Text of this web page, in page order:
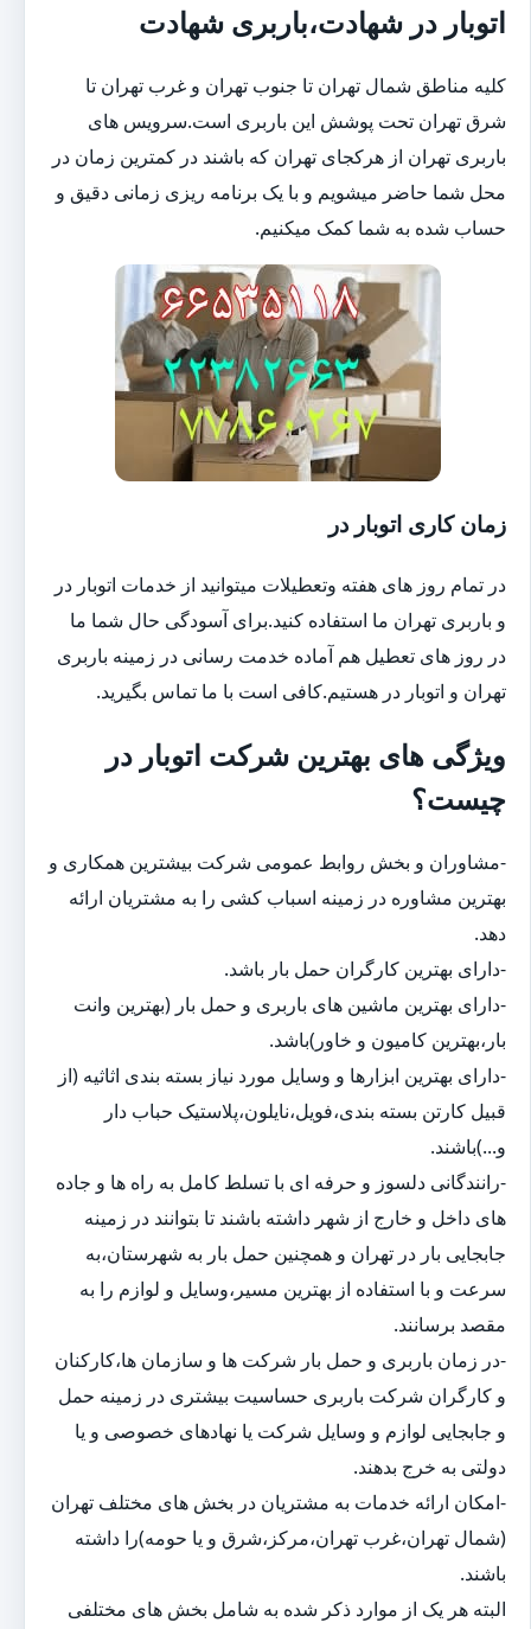
اتوبار در شهادت،باربری شهادت
کلیه مناطق شمال تهران تا جنوب تهران و غرب تهران تا
شرق تهران تحت پوشش این باربری است.سرویس های
باربری تهران از هرکجای تهران که باشند در کمترین زمان در
محل شما حاضر میشویم و با یک برنامه ریزی زمانی دقیق و
حساب شده به شما کمک میکنیم.
زمان کاری اتوبار در
در تمام روز های هفته وتعطیلات میتوانید از خدمات اتوبار در
و باربری تهران ما استفاده کنید.برای آسودگی حال شما ما
در روز های تعطیل هم آماده خدمت رسانی در زمینه باربری
تهران و اتوبار در هستیم.کافی است با ما تماس بگیرید.
ویژگی های بهترین شرکت اتوبار در
چیست؟
-مشاوران و بخش روابط عمومی شرکت بیشترین همکاری و
بهترین مشاوره در زمینه اسباب کشی را به مشتریان ارائه
دهد.
-دارای بهترین کارگران حمل بار باشد.
-دارای بهترین ماشین های باربری و حمل بار (بهترین وانت
بار،بهترین کامیون و خاور)باشد.
-دارای بهترین ابزارها و وسایل مورد نیاز بسته بندی اثاثیه (از
قبیل کارتن بسته بندی،فویل،نایلون،پلاستیک حباب دار
و...)باشند.
-رانندگانی دلسوز و حرفه ای با تسلط کامل به راه ها و جاده
های داخل و خارج از شهر داشته باشند تا بتوانند در زمینه
جابجایی بار در تهران و همچنین حمل بار به شهرستان،به
سرعت و با استفاده از بهترین مسیر،وسایل و لوازم را به
مقصد برسانند.
-در زمان باربری و حمل بار شرکت ها و سازمان ها،کارکنان
و کارگران شرکت باربری حساسیت بیشتری در زمینه حمل
و جابجایی لوازم و وسایل شرکت یا نهادهای خصوصی و یا
دولتی به خرج بدهند.
-امکان ارائه خدمات به مشتریان در بخش های مختلف تهران
(شمال تهران،غرب تهران،مرکز،شرق و یا حومه)را داشته
باشند.
البته هر یک از موارد ذکر شده به شامل بخش های مختلفی